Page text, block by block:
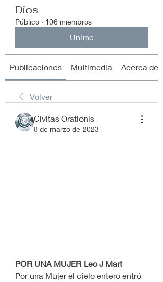
Dios
Público · 106 miembros
Unirse
Publicaciones Multimedia Acerca de
Volver
Civitas Orationis
8 de marzo de 2023
POR UNA MUJER Leo J Mart
Por una Mujer el cielo entero entró